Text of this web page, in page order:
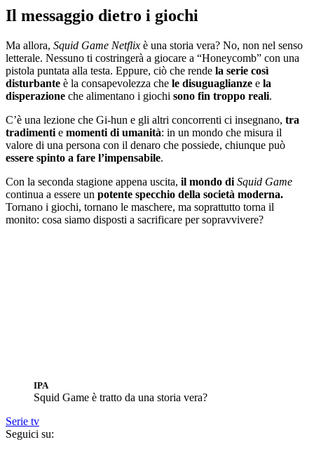
Il messaggio dietro i giochi
Ma allora, Squid Game Netflix è una storia vera? No, non nel senso
letterale. Nessuno ti costringerà a giocare a “Honeycomb” con una
pistola puntata alla testa. Eppure, ciò che rende la serie così
disturbante è la consapevolezza che le disuguaglianze e la
disperazione che alimentano i giochi sono fin troppo reali.
C’è una lezione che Gi-hun e gli altri concorrenti ci insegnano, tra
tradimenti e momenti di umanità: in un mondo che misura il
valore di una persona con il denaro che possiede, chiunque può
essere spinto a fare l’impensabile.
Con la seconda stagione appena uscita, il mondo di Squid Game
continua a essere un potente specchio della società moderna.
Tornano i giochi, tornano le maschere, ma soprattutto torna il
monito: cosa siamo disposti a sacrificare per sopravvivere?
IPA
Squid Game è tratto da una storia vera?
Serie tv
Seguici su: